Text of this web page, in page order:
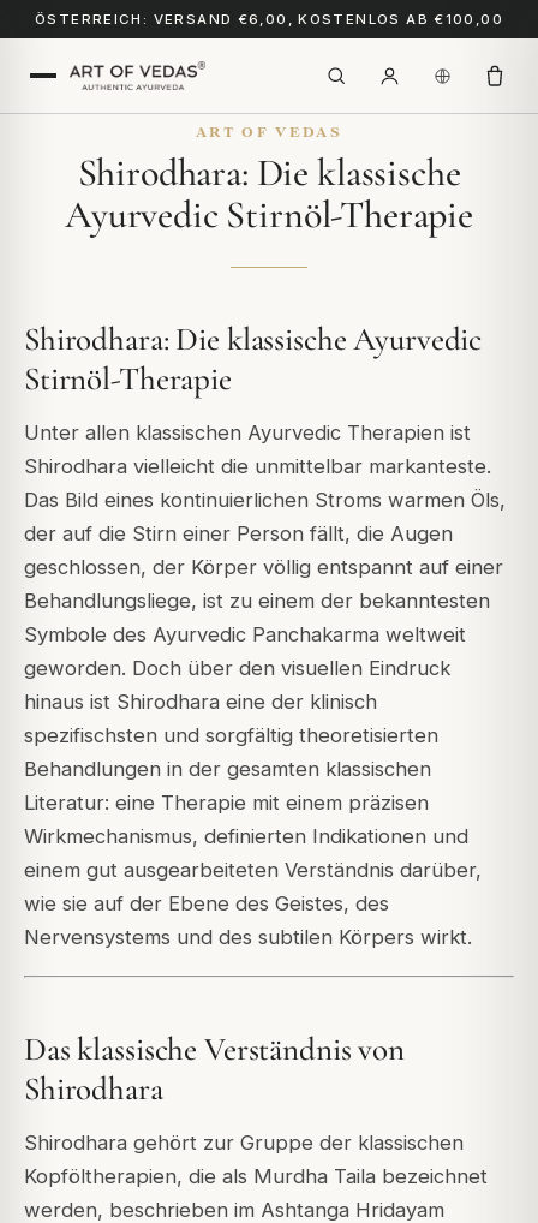
ÖSTERREICH: VERSAND €6,00, KOSTENLOS AB €100,00
ART OF VEDAS
Shirodhara: Die klassische
Ayurvedic Stirnöl-Therapie
Shirodhara: Die klassische Ayurvedic
Stirnöl-Therapie
Unter allen klassischen Ayurvedic Therapien ist
Shirodhara vielleicht die unmittelbar markanteste.
Das Bild eines kontinuierlichen Stroms warmen Öls,
der auf die Stirn einer Person fällt, die Augen
geschlossen, der Körper völlig entspannt auf einer
Behandlungsliege, ist zu einem der bekanntesten
Symbole des Ayurvedic Panchakarma weltweit
geworden. Doch über den visuellen Eindruck
hinaus ist Shirodhara eine der klinisch
spezifischsten und sorgfältig theoretisierten
Behandlungen in der gesamten klassischen
Literatur: eine Therapie mit einem präzisen
Wirkmechanismus, definierten Indikationen und
einem gut ausgearbeiteten Verständnis darüber,
wie sie auf der Ebene des Geistes, des
Nervensystems und des subtilen Körpers wirkt.
Das klassische Verständnis von
Shirodhara
Shirodhara gehört zur Gruppe der klassischen
Kopföltherapien, die als Murdha Taila bezeichnet
werden, beschrieben im Ashtanga Hridayam